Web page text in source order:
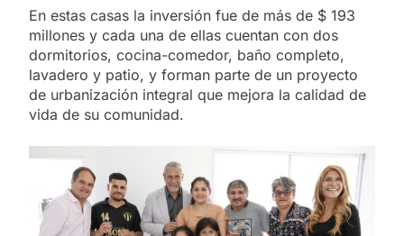
En estas casas la inversión fue de más de $ 193
millones y cada una de ellas cuentan con dos
dormitorios, cocina-comedor, baño completo,
lavadero y patio, y forman parte de un proyecto
de urbanización integral que mejora la calidad de
vida de su comunidad.